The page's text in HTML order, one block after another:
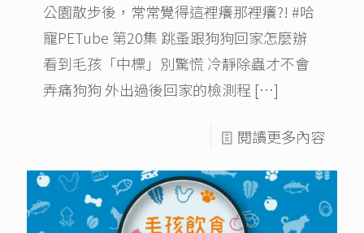
公園散步後，常常覺得這裡癢那裡癢?! #哈
寵PETube 第20集 跳蚤跟狗狗回家怎麼辦
看到毛孩「中標」別驚慌 冷靜除蟲才不會
弄痛狗狗 外出過後回家的檢測程 […]
閱讀更多內容